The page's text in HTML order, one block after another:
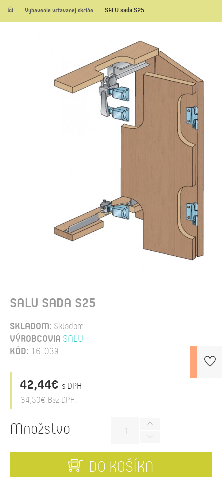
Vybavenie vstavanej skriňe SALU sada S25
SALU SADA S25
SKLADOM: Skladom
VÝROBCOVIA SALU
KÓD: 16-039
42,44€ s DPH
34,50€ Bez DPH:
Množstvo
DO KOŠÍKA